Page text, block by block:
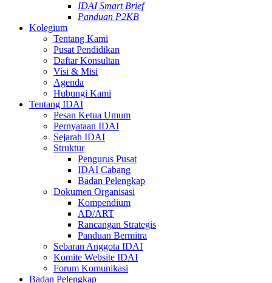
IDAI Smart Brief
Panduan P2KB
Kolegium
Tentang Kami
Pusat Pendidikan
Daftar Konsultan
Visi & Misi
Agenda
Hubungi Kami
Tentang IDAI
Pesan Ketua Umum
Pernyataan IDAI
Sejarah IDAI
Struktur
Pengurus Pusat
IDAI Cabang
Badan Pelengkap
Dokumen Organisasi
Kompendium
AD/ART
Rancangan Strategis
Panduan Bermitra
Sebaran Anggota IDAI
Komite Website IDAI
Forum Komunikasi
Badan Pelengkap